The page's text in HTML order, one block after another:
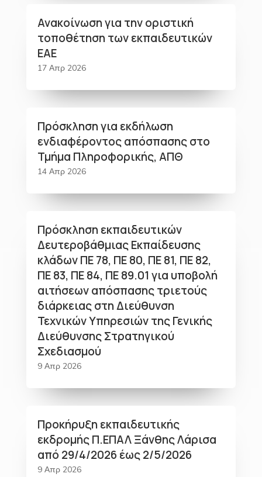
Ανακοίνωση για την οριστική
τοποθέτηση των εκπαιδευτικών
ΕΑΕ
17 Απρ 2026
Πρόσκληση για εκδήλωση
ενδιαφέροντος απόσπασης στο
Τμήμα Πληροφορικής, ΑΠΘ
14 Απρ 2026
Πρόσκληση εκπαιδευτικών
Δευτεροβάθμιας Εκπαίδευσης
κλάδων ΠΕ 78, ΠΕ 80, ΠΕ 81, ΠΕ 82,
ΠΕ 83, ΠΕ 84, ΠΕ 89.01 για υποβολή
αιτήσεων απόσπασης τριετούς
διάρκειας στη Διεύθυνση
Τεχνικών Υπηρεσιών της Γενικής
Διεύθυνσης Στρατηγικού
Σχεδιασμού
9 Απρ 2026
Προκήρυξη εκπαιδευτικής
εκδρομής Π.ΕΠΑΛ Ξάνθης Λάρισα
από 29/4/2026 έως 2/5/2026
9 Απρ 2026